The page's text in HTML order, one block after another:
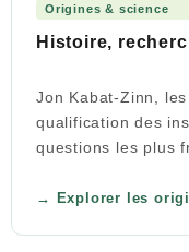
Origines & science
Histoire,
Jon Kabat-Zinn,
qualification des
questions les plus
Explorer les